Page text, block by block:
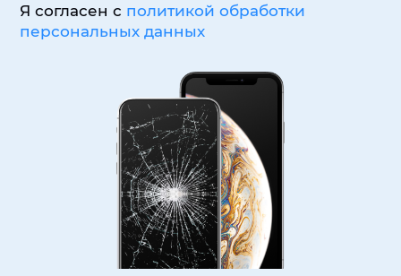
Я согласен с политикой обработки
персональных данных